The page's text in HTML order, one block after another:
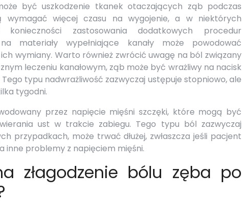
być uszkodzenie tkanek otaczających ząb podczas
wymagać więcej czasu na wygojenie, a w niektórych
zastosowania dodatkowych procedur
materiały wypełniające kanały może powodować
wymiany. Warto również zwrócić uwagę na ból związany
leczeniu kanałowym, ząb może być wrażliwy na nacisk
typu nadwrażliwość zazwyczaj ustępuje stopniowo, ale
tygodni.
przez napięcie mięśni szczęki, które mogą być
ust w trakcie zabiegu. Tego typu ból zazwyczaj
przypadkach, może trwać dłużej, zwłaszcza jeśli pacjent
inne problemy z napięciem mięśni.
złagodzenie bólu zęba po